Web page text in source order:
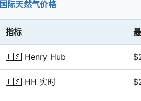
国际天然气价格
指标
🇺🇸 Henry Hub
🇺🇸 HH 实时